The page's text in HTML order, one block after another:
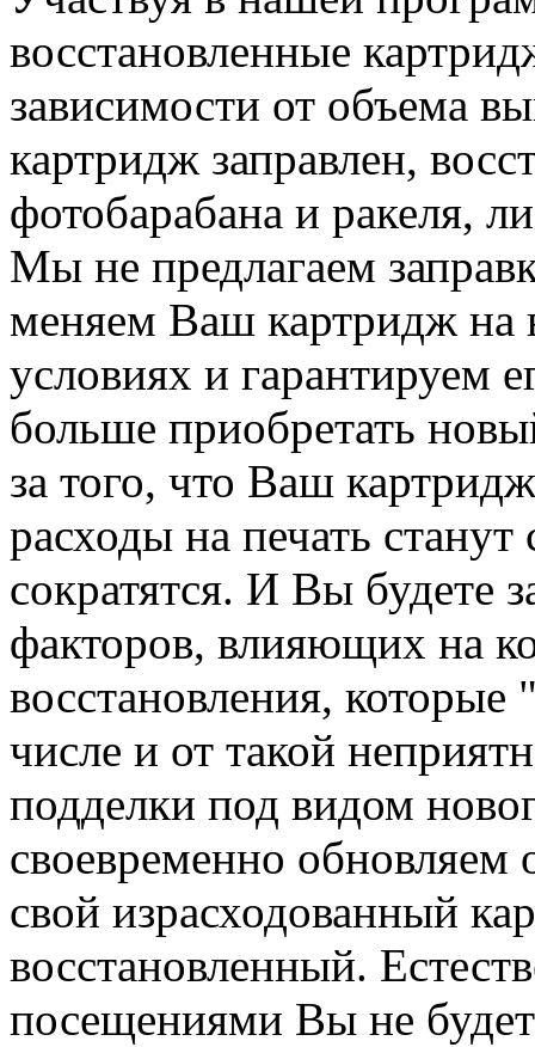
восстановленные
зависимости от объема
картридж заправлен,
фотобарабана и ракеля,
Мы не предлагаем
меняем Ваш картридж на
условиях и гарантируем
больше приобретать
за того, что Ваш
расходы на печать
сократятся. И Вы будете
факторов, влияющих на
восстановления,
числе и от такой
подделки под видом
своевременно
свой израсходованный
восстановленный.
посещениями Вы не